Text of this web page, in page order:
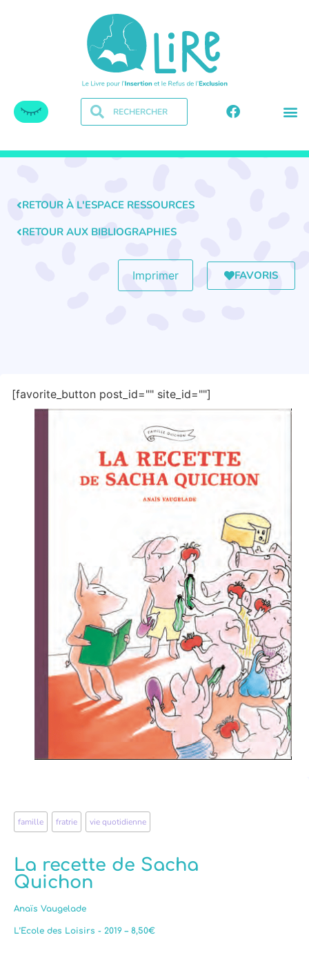
RETOUR À L'ESPACE RESSOURCES
RETOUR AUX BIBLIOGRAPHIES
Imprimer FAVORIS
[favorite_button post_id="" site_id=""]
famille fratrie vie quotidienne
La recette de Sacha
Quichon
Anaïs Vaugelade
L’Ecole des Loisirs - 2019 – 8,50€